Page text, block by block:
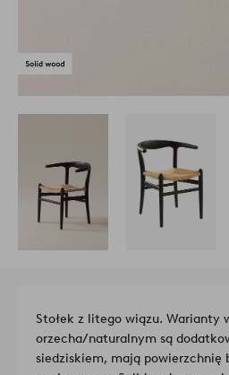
Stołek z litego wiązu. Warianty
orzecha/naturalnym są
siedziskiem, mają powierzchnię